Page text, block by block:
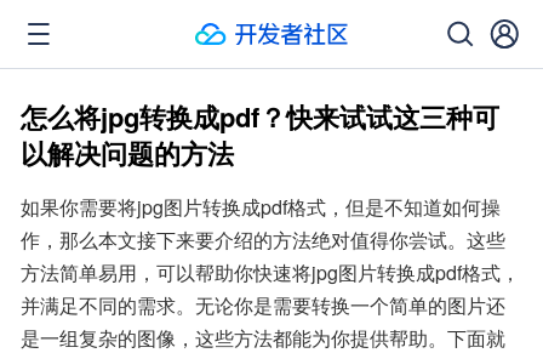
怎么将jpg转换成pdf？快来试试这三种可
以解决问题的方法
如果你需要将jpg图片转换成pdf格式，但是不知道如何操
作，那么本文接下来要介绍的方法绝对值得你尝试。这些
方法简单易用，可以帮助你快速将jpg图片转换成pdf格式，
并满足不同的需求。无论你是需要转换一个简单的图片还
是一组复杂的图像，这些方法都能为你提供帮助。下面就